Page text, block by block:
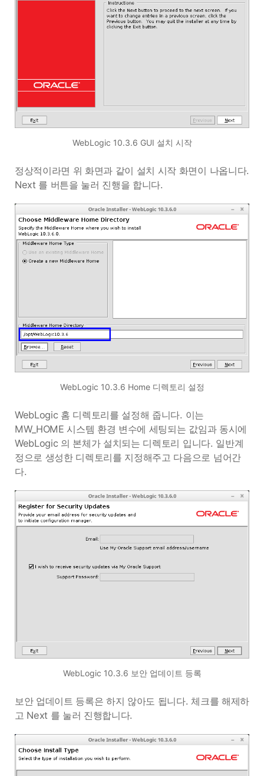
WebLogic 10.3.6 GUI 설치 시작
정상적이라면 위 화면과 같이 설치 시작 화면이 나옵니다.
Next 를 버튼을 눌러 진행을 합니다.
WebLogic 10.3.6 Home 디렉토리 설정
WebLogic 홈 디렉토리를 설정해 줍니다. 이는
MW_HOME 시스템 환경 변수에 세팅되는 값임과 동시에
WebLogic 의 본체가 설치되는 디렉토리 입니다. 일반계
정으로 생성한 디렉토리를 지정해주고 다음으로 넘어간
다.
WebLogic 10.3.6 보안 업데이트 등록
보안 업데이트 등록은 하지 않아도 됩니다. 체크를 해제하
고 Next 를 눌러 진행합니다.